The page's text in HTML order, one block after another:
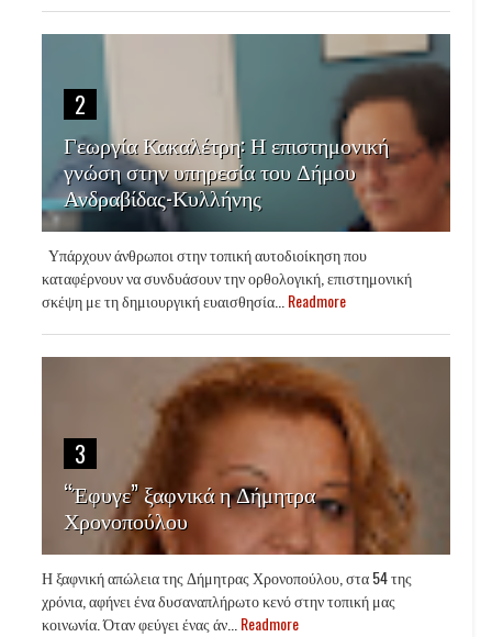
2
Γεωργία Κακαλέτρη: Η επιστημονική
γνώση στην υπηρεσία του Δήμου
Ανδραβίδας-Κυλλήνης
Υπάρχουν άνθρωποι στην τοπική αυτοδιοίκηση που
καταφέρνουν να συνδυάσουν την ορθολογική, επιστημονική
σκέψη με τη δημιουργική ευαισθησία... Readmore
3
“Έφυγε” ξαφνικά η Δήμητρα
Χρονοπούλου
Η ξαφνική απώλεια της Δήμητρας Χρονοπούλου, στα 54 της
χρόνια, αφήνει ένα δυσαναπλήρωτο κενό στην τοπική μας
κοινωνία. Όταν φεύγει ένας άν... Readmore